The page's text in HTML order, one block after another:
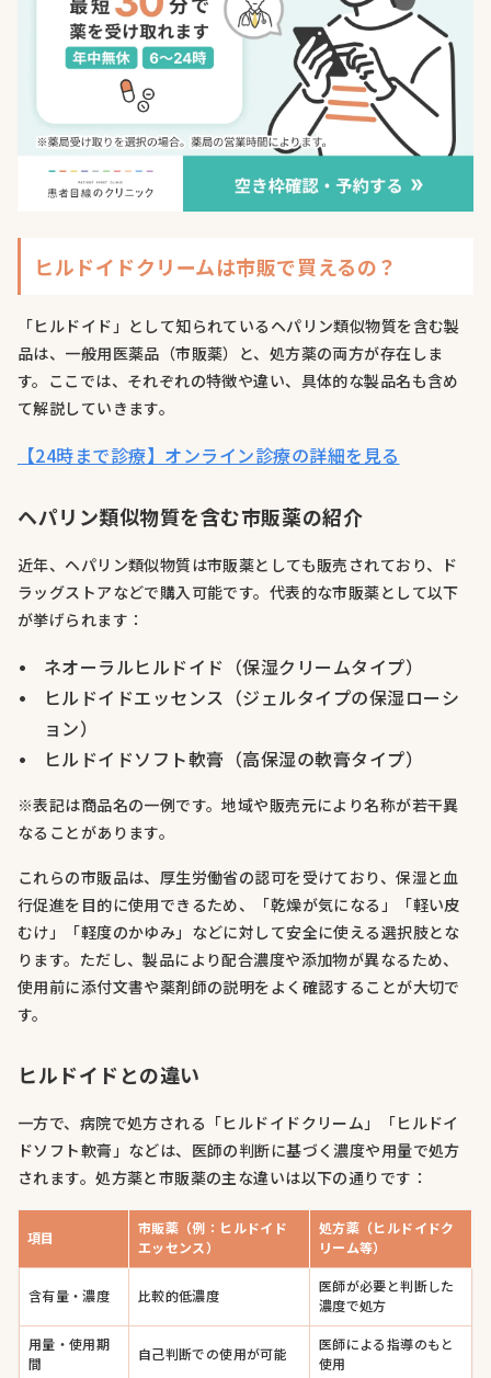
ヒルドイドクリームは市販で買えるの？
「ヒルドイド」として知られているヘパリン類似物質を含む製
品は、一般用医薬品（市販薬）と、処方薬の両方が存在しま
す。ここでは、それぞれの特徴や違い、具体的な製品名も含め
て解説していきます。
【24時まで診療】オンライン診療の詳細を見る
ヘパリン類似物質を含む市販薬の紹介
近年、ヘパリン類似物質は市販薬としても販売されており、ド
ラッグストアなどで購入可能です。代表的な市販薬として以下
が挙げられます：
ネオーラルヒルドイド（保湿クリームタイプ）
ヒルドイドエッセンス（ジェルタイプの保湿ローシ
ョン）
ヒルドイドソフト軟膏（高保湿の軟膏タイプ）
※表記は商品名の一例です。地域や販売元により名称が若干異
なることがあります。
これらの市販品は、厚生労働省の認可を受けており、保湿と血
行促進を目的に使用できるため、「乾燥が気になる」「軽い皮
むけ」「軽度のかゆみ」などに対して安全に使える選択肢とな
ります。ただし、製品により配合濃度や添加物が異なるため、
使用前に添付文書や薬剤師の説明をよく確認することが大切で
す。
ヒルドイドとの違い
一方で、病院で処方される「ヒルドイドクリーム」「ヒルドイ
ドソフト軟膏」などは、医師の判断に基づく濃度や用量で処方
されます。処方薬と市販薬の主な違いは以下の通りです：
項目
市販薬（例：ヒルドイド
エッセンス）
処方薬（ヒルドイドク
リーム等）
含有量・濃度 比較的低濃度
医師が必要と判断した
濃度で処方
用量・使用期
間
自己判断での使用が可能
医師による指導のもと
使用